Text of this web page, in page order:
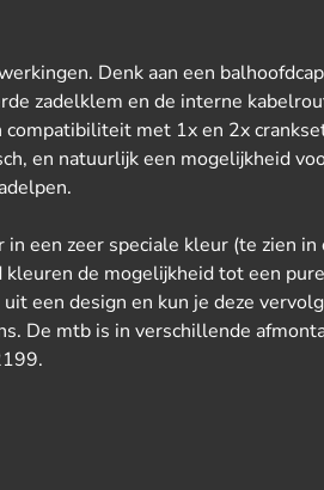
Denk aan een
zadelklem en de interne
compatibiliteit met 1x en 2x
en natuurlijk een mogelijkheid
in een zeer speciale kleur (te zien
de mogelijkheid tot een
een design en kun je deze
De mtb is in verschillende